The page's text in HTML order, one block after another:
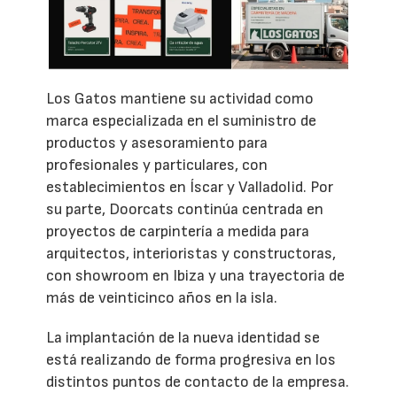
Los Gatos mantiene su actividad como
marca especializada en el suministro de
productos y asesoramiento para
profesionales y particulares, con
establecimientos en Íscar y Valladolid. Por
su parte, Doorcats continúa centrada en
proyectos de carpintería a medida para
arquitectos, interioristas y constructoras,
con showroom en Ibiza y una trayectoria de
más de veinticinco años en la isla.
La implantación de la nueva identidad se
está realizando de forma progresiva en los
distintos puntos de contacto de la empresa.